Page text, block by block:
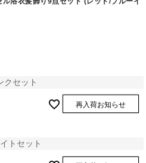
クセット
再入荷お知らせ
トセット